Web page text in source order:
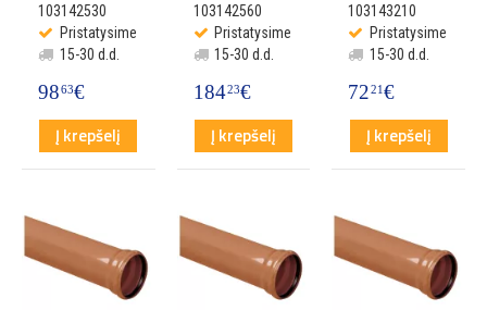
103142530
Pristatysime
15-30 d.d.
9863€
Į krepšelį
103142560
Pristatysime
15-30 d.d.
18423€
Į krepšelį
103143210
Pristatysime
15-30 d.d.
7221€
Į krepšelį